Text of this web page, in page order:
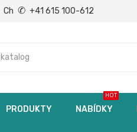
Ch ✆ +41 615 100-612
PRODUKTY NABÍDKY
HOT